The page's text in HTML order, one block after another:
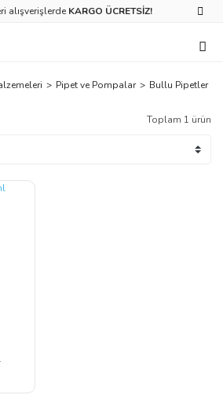
alışverişlerde KARGO ÜCRETSİZ!
Pipet ve Pompalar Bullu Pipetler
Toplam 1 ürün